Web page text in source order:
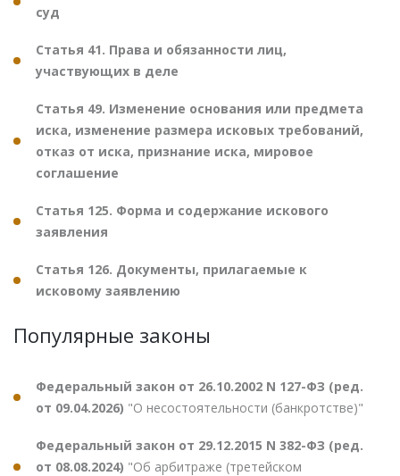
суд
Статья 41. Права и обязанности лиц,
участвующих в деле
Статья 49. Изменение основания или предмета
иска, изменение размера исковых требований,
отказ от иска, признание иска, мировое
соглашение
Статья 125. Форма и содержание искового
заявления
Статья 126. Документы, прилагаемые к
исковому заявлению
Популярные законы
Федеральный закон от 26.10.2002 N 127-ФЗ (ред.
от 09.04.2026) "О несостоятельности (банкротстве)"
Федеральный закон от 29.12.2015 N 382-ФЗ (ред.
от 08.08.2024) "Об арбитраже (третейском